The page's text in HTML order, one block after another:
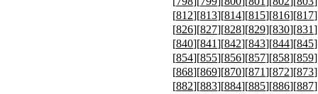
[812][813][814][815][816][817
[826][827][828][829][830][831
[840][841][842][843][844][845
[854][855][856][857][858][859
[868][869][870][871][872][873
[882][883][884][885][886][887